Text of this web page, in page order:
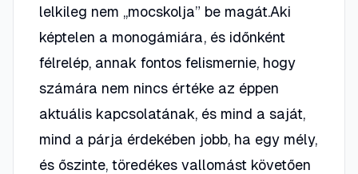
lelkileg nem „mocskolja” be magát.Aki
képtelen a monogámiára, és időnként
félrelép, annak fontos felismernie, hogy
számára nem nincs értéke az éppen
aktuális kapcsolatának, és mind a saját,
mind a párja érdekében jobb, ha egy mély,
és őszinte, töredékes vallomást követően